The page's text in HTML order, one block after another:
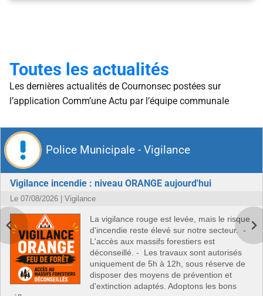
Toutes les actualités
Les dernières actualités de Cournonsec postées sur
l’application Comm’une Actu par l’équipe communale
Police Municipale - Vigilance
Vigilance incendie : niveau ORANGE aujourd'hui
Le 07/08/2026 | Vigilance
La vigilance rouge est levée, mais le risque
d'incendie reste élevé sur notre secteur. -
L'accès aux massifs forestiers est
déconseillé. - Les travaux sont autorisés
uniquement de 5h à 12h, sous réserve de
disposer des moyens de prévention et
d'extinction adaptés. Adoptons les bons